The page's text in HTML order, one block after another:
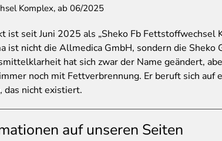
Komplex, ab 06/2025
ist seit Juni 2025 als „Sheko Fb Fettstoffwechsel
ist nicht die Allmedica GmbH, sondern die Sheko
hat sich zwar der Name geändert,
noch mit Fettverbrennung. Er beruft sich auf
das nicht existiert.
auf unseren Seiten